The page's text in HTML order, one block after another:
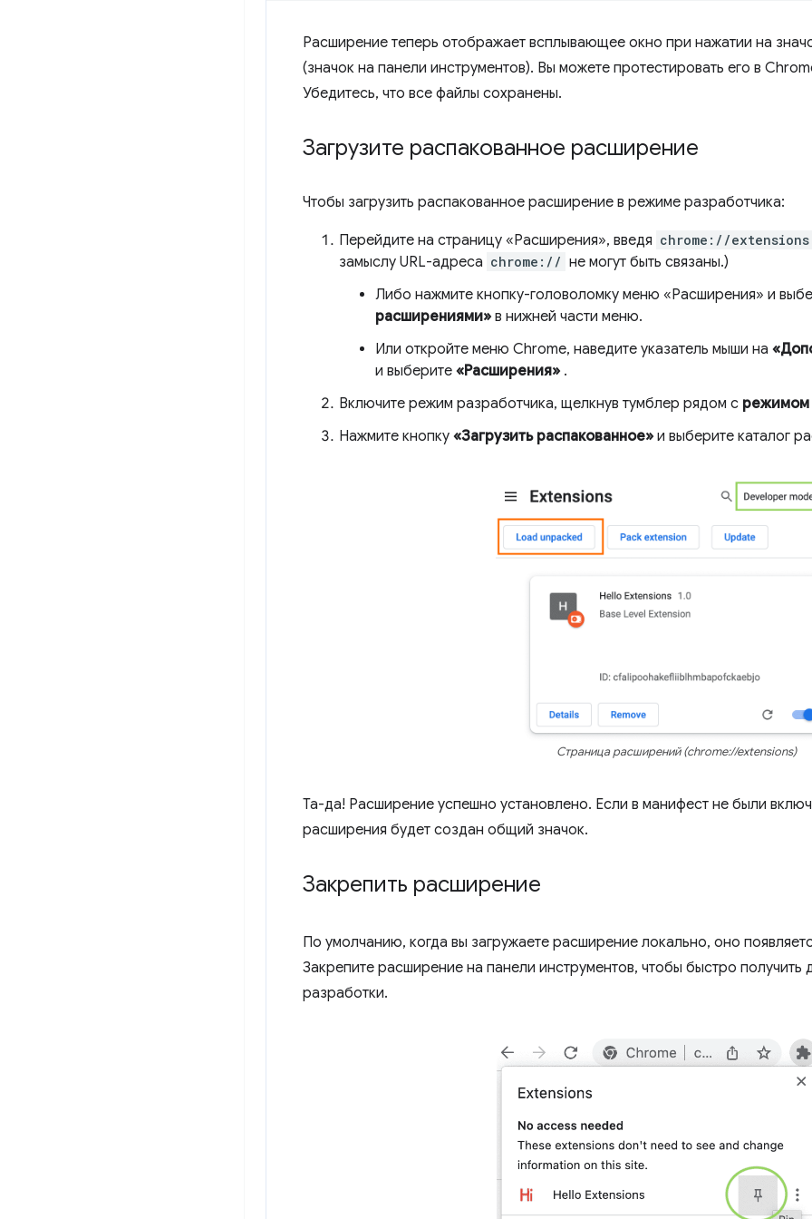
Расширение теперь отображает всплывающее окно при нажатии на
(значок на панели инструментов). Вы можете протестировать его в
Убедитесь, что все файлы сохранены.
Загрузите распакованное расширение
Чтобы загрузить распакованное расширение в режиме разработчика:
Перейдите на страницу «Расширения», введя chrome://extensions
замыслу URL-адреса chrome:// не могут быть связаны.)
Либо нажмите кнопку-головоломку меню «Расширения» и
расширениями» в нижней части меню.
Или откройте меню Chrome, наведите указатель мыши на
и выберите «Расширения» .
Включите режим разработчика, щелкнув тумблер рядом с режимом
Нажмите кнопку «Загрузить распакованное» и выберите каталог
Страница расширений (chrome://extensions)
Та-да! Расширение успешно установлено. Если в манифест не были
расширения будет создан общий значок.
Закрепить расширение
По умолчанию, когда вы загружаете расширение локально, оно
Закрепите расширение на панели инструментов, чтобы быстро получить
разработки.